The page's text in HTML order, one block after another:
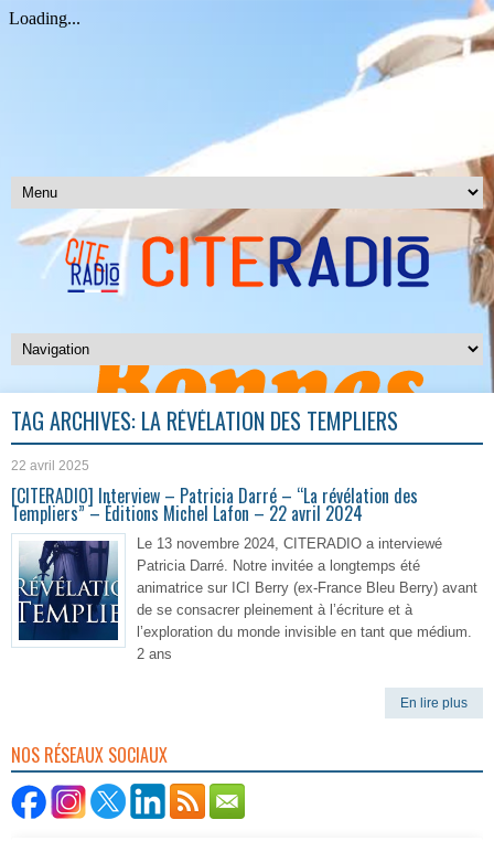
TAG ARCHIVES: LA RÉVÉLATION DES TEMPLIERS
22 avril 2025
[CITERADIO] Interview – Patricia Darré – “La révélation des
Templiers” – Éditions Michel Lafon – 22 avril 2024
Le 13 novembre 2024, CITERADIO a interviewé
Patricia Darré. Notre invitée a longtemps été
animatrice sur ICI Berry (ex-France Bleu Berry) avant
de se consacrer pleinement à l’écriture et à
l’exploration du monde invisible en tant que médium.
2 ans
En lire plus
NOS RÉSEAUX SOCIAUX